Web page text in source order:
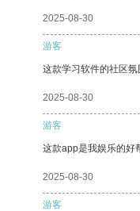
2025-08-30
游客
这款学习软件的社区氛
2025-08-30
游客
这款app是我娱乐的好
2025-08-30
游客